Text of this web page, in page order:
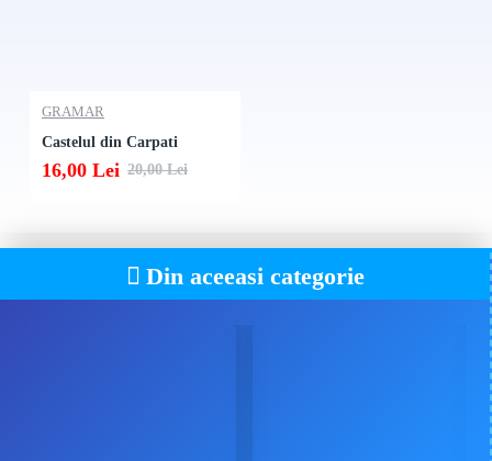
GRAMAR
Castelul din Carpati
16,00 Lei 20,00 Lei
Din aceeasi categorie